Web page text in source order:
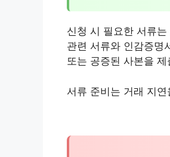
신청 시 필요한 서류
관련 서류와 인감증명
또는 공증된 사본을
서류 준비는 거래 지